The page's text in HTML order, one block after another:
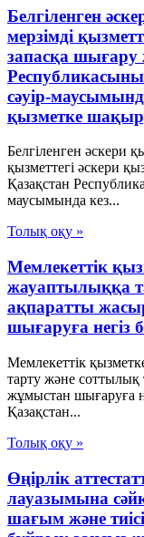
Белгiленген
мерзiмдi
запасқа шығару
сәуiр-
қызметке
Белгiленген әскери
қызметтегi әскери
Қазақстан
маусымында кез...
Толық оқу »
Мемлекеттік
жауаптылыққа
ақпаратты
шығаруға негіз
Мемлекеттік
тарту және соттылық
жұмыстан шығаруға
Қазақстан...
Толық оқу »
Өңірлік
лауазымына
шағым және